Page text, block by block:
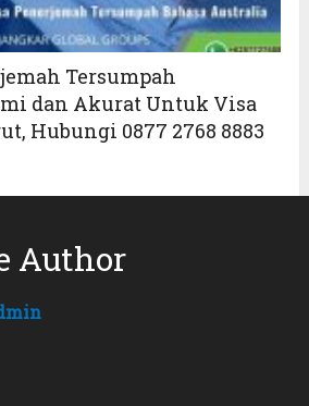
Tersumpah
dan Akurat Untuk Visa
Hubungi 0877 2768 8883
Author